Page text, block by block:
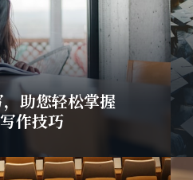
助您轻松掌握
作技巧